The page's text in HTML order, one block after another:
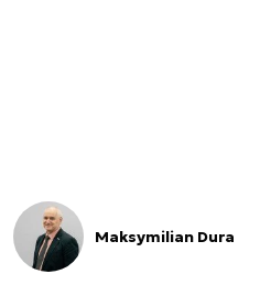
Maksymilian Dura